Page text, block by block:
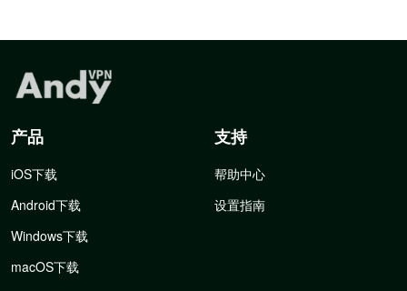
产品
iOS下载
Android下载
Windows下载
macOS下载
支持
帮助中心
设置指南